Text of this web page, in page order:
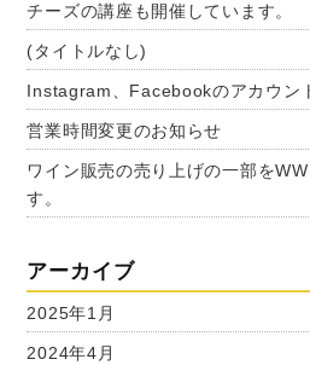
チーズの講座も開催しています。
(タイトルなし)
Instagram、Facebookのアカウン
営業時間変更のお知らせ
ワイン販売の売り上げの一部を
す。
アーカイブ
2025年1月
2024年4月